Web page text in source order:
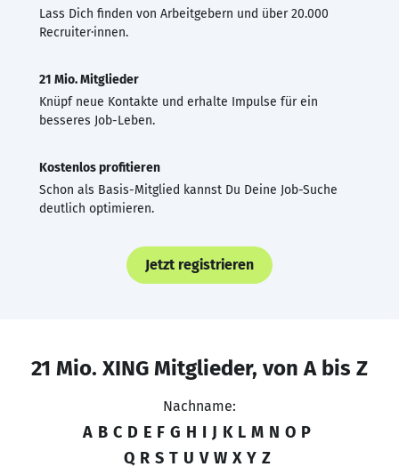
Lass Dich finden von Arbeitgebern und über 20.000
Recruiter·innen.
21 Mio. Mitglieder
Knüpf neue Kontakte und erhalte Impulse für ein
besseres Job-Leben.
Kostenlos profitieren
Schon als Basis-Mitglied kannst Du Deine Job-Suche
deutlich optimieren.
Jetzt registrieren
21 Mio. XING Mitglieder, von A bis Z
Nachname:
A B C D E F G H I J K L M N O P
Q R S T U V W X Y Z